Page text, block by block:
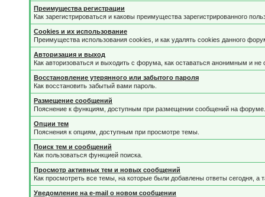
Преимущества регистрации
Как зарегистрироваться и каковы преимущества зарегистрированного
Cookies и их использование
Преимущества использования cookies, и как удалять cookies данного
Авторизация и выход
Как авторизоваться и выходить с форума, как оставаться анонимным и
Восстановление утерянного или забытого пароля
Как восстановить забытый вами пароль.
Размещение сообщений
Пояснение к функциям, доступным при размещении сообщений на форуме.
Опции тем
Пояснения к опциям, доступным при просмотре темы.
Поиск тем и сообщений
Как пользоваться функцией поиска.
Просмотр активных тем и новых сообщений
Как просмотреть все темы, на которые были добавлены ответы сегодня,
Уведомление на е-mail о новом сообщении